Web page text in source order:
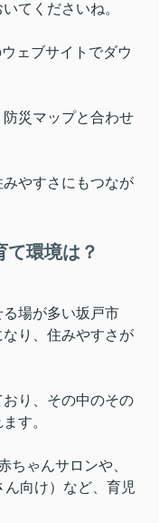
てくださいね。
ェブサイトでダウ
災マップと合わせ
やすさにもつなが
環境は？
場が多い坂戸市
り、住みやすさが
り、その中のその
す。
ちゃんサロンや、
向け）など、育児